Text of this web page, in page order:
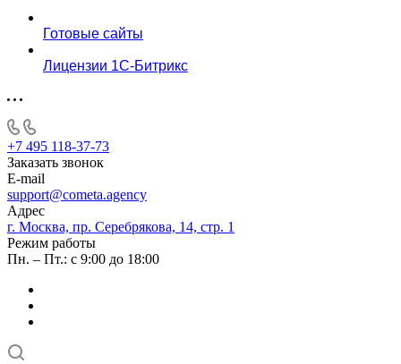
Готовые сайты
Лицензии 1С-Битрикс
+7 495 118-37-73
Заказать звонок
E-mail
support@cometa.agency
Адрес
г. Москва, пр. Серебрякова, 14, стр. 1
Режим работы
Пн. – Пт.: с 9:00 до 18:00